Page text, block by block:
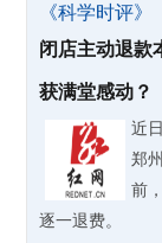
《科学时评》
闭店主动退款
获满堂感动？
近
郑
前
逐一退费。